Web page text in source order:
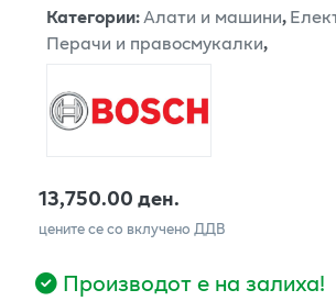
Категории:Алати и машини,
Перачи и правосмукалки,
13,750.00 ден.
цените се со вклучено ДДВ
Производот е на залиха!